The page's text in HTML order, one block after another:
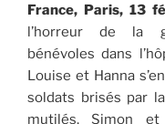
France, Paris, 13
l’horreur de la
bénévoles dans
Louise et Hanna
soldats brisés par
mutilés, Simon et